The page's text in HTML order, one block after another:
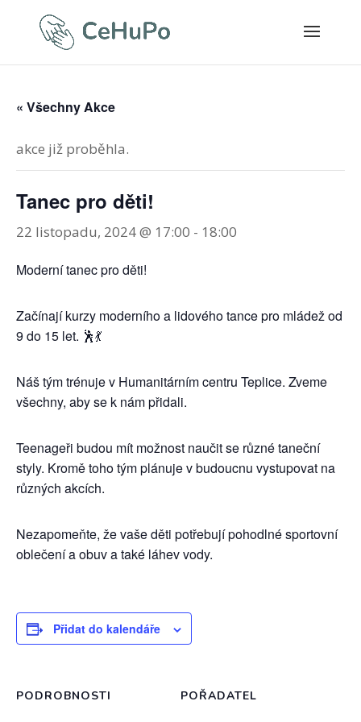
« Všechny Akce
akce již proběhla.
Tanec pro děti!
22 listopadu, 2024 @ 17:00 - 18:00
Moderní tanec pro děti!
Začínají kurzy moderního a lidového tance pro mládež od
9 do 15 let. 🕺💃
Náš tým trénuje v Humanitárním centru Teplice. Zveme
všechny, aby se k nám přidali.
Teenageři budou mít možnost naučit se různé taneční
styly. Kromě toho tým plánuje v budoucnu vystupovat na
různých akcích.
Nezapomeňte, že vaše děti potřebují pohodlné sportovní
oblečení a obuv a také láhev vody.
Přidat do kalendáře
PODROBNOSTI POŘADATEL